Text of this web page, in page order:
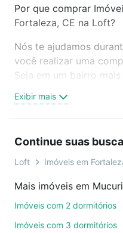
Por que comprar
Fortaleza, CE na Loft?
Nós te ajudamos
você realizar uma
Seja em um bairro
oferta ideal de Imóveis
Fortaleza, CE para
sem compromisso e
46 mil corretores e
Como escolher um
Use barra de busca no
Exibir mais
Continue suas
Loft Imóveis em
Mais imóveis em
Imóveis com 2 dormitórios
Imóveis com 3 dormitórios